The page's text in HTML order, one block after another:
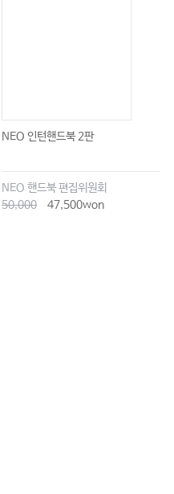
NEO 인턴핸드북 2판
NEO 핸드북 편집위원회
50,000
47,500won